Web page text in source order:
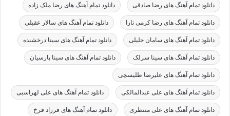
دانلود تمام آهنگ های رضا صادقی دانلود تمام آهنگ های رضا ملک زاده
دانلود تمام آهنگ های رضا کرمی تارا دانلود تمام آهنگ های سالار عقیلی
دانلود تمام آهنگ های سامان جلیلی دانلود تمام آهنگ های سینا درخشنده
دانلود تمام آهنگ های سینا سرلک دانلود تمام آهنگ های سینا پارسیان
دانلود تمام آهنگ های علیرضا طلیسچی
دانلود تمام آهنگ های علی عبدالمالکی دانلود تمام آهنگ های علی لهراسبی
دانلود تمام آهنگ های علی منتظری دانلود تمام آهنگ های فرزاد فرخ